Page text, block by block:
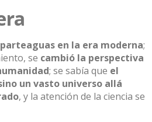
en la era moderna;
se cambió la perspectiva
; se sabía que el
un vasto universo allá
, y la atención de la ciencia se